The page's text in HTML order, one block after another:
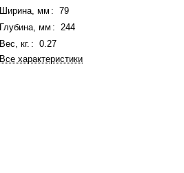
Ширина, мм :
79
Глубина, мм :
244
Вес, кг. :
0.27
Все характеристики